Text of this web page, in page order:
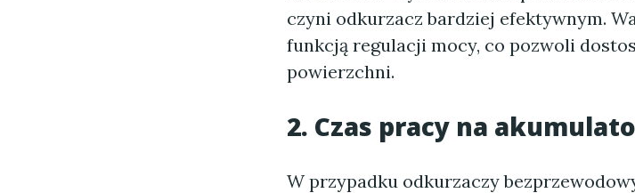
czyni odkurzacz bardziej efektywnym.
funkcją regulacji mocy, co pozwoli
powierzchni.
2. Czas pracy na
W przypadku odkurzaczy